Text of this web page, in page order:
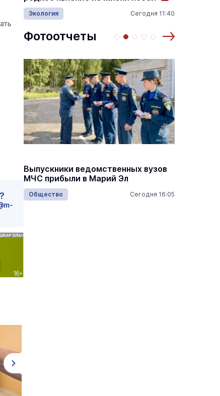
марта 17:00
Василий Дубровин: как продлить
мужское долголетие
Здоровье и медицина 19 февраля 15:55
Экология Сегодня 11:40
Фотоотчеты
Выпускники ведомственных вузов
МЧС прибыли в Марий Эл
Общество Сегодня 16:05